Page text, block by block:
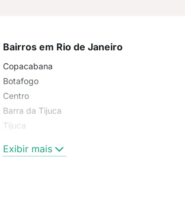
Bairros em Rio de Janeiro
Copacabana
Botafogo
Centro
Barra da Tijuca
Tijuca
Ipanema
Exibir mais